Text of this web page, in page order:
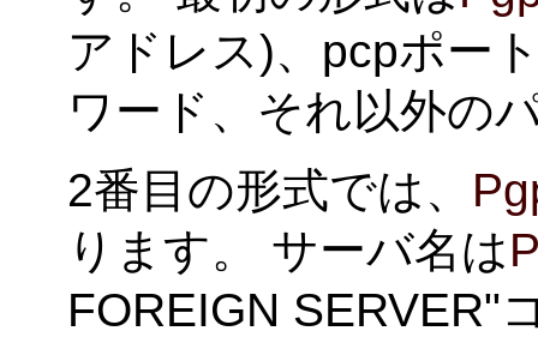
アドレス)、pcpポー
ワード、それ以外の
2番目の形式では、
ります。 サーバ名は
FOREIGN SERVER"